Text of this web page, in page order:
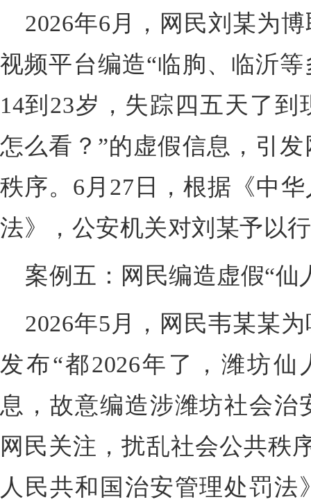
2026年6月，网民刘某为
视频平台编造“临朐、临沂
14到23岁，失踪四五天了
怎么看？”的虚假信息，引
秩序。6月27日，根据《中
法》，公安机关对刘某予以
案例五：网民编造虚假“仙
2026年5月，网民韦某某
发布“都2026年了，潍坊
息，故意编造涉潍坊社会治
网民关注，扰乱社会公共秩
人民共和国治安管理处罚